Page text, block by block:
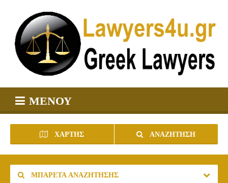
ΜΕΝΟΎ
ΧΆΡΤΗΣ ΑΝΑΖΉΤΗΣΗ
ΜΠΑΡΈΤΑ ΑΝΑΖΉΤΗΣΗΣ